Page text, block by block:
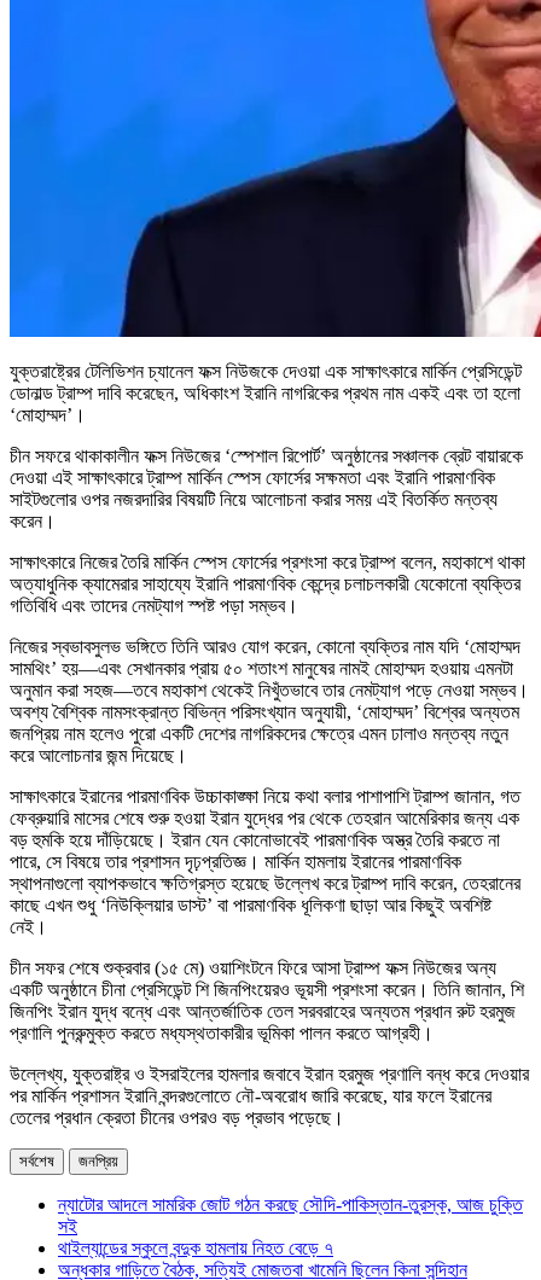
যুক্তরাষ্ট্রের টেলিভিশন চ্যানেল ফক্স নিউজকে দেওয়া এক সাক্ষাৎকারে মার্কিন প্রেসিডেন্ট
ডোনাল্ড ট্রাম্প দাবি করেছেন, অধিকাংশ ইরানি নাগরিকের প্রথম নাম একই এবং তা হলো
‘মোহাম্মদ’।
চীন সফরে থাকাকালীন ফক্স নিউজের ‘স্পেশাল রিপোর্ট’ অনুষ্ঠানের সঞ্চালক ব্রেট বায়ারকে
দেওয়া এই সাক্ষাৎকারে ট্রাম্প মার্কিন স্পেস ফোর্সের সক্ষমতা এবং ইরানি পারমাণবিক
সাইটগুলোর ওপর নজরদারির বিষয়টি নিয়ে আলোচনা করার সময় এই বিতর্কিত মন্তব্য
করেন।
সাক্ষাৎকারে নিজের তৈরি মার্কিন স্পেস ফোর্সের প্রশংসা করে ট্রাম্প বলেন, মহাকাশে থাকা
অত্যাধুনিক ক্যামেরার সাহায্যে ইরানি পারমাণবিক কেন্দ্রে চলাচলকারী যেকোনো ব্যক্তির
গতিবিধি এবং তাদের নেমট্যাগ স্পষ্ট পড়া সম্ভব।
নিজের স্বভাবসুলভ ভঙ্গিতে তিনি আরও যোগ করেন, কোনো ব্যক্তির নাম যদি ‘মোহাম্মদ
সামথিং’ হয়—এবং সেখানকার প্রায় ৫০ শতাংশ মানুষের নামই মোহাম্মদ হওয়ায় এমনটা
অনুমান করা সহজ—তবে মহাকাশ থেকেই নিখুঁতভাবে তার নেমট্যাগ পড়ে নেওয়া সম্ভব।
অবশ্য বৈশ্বিক নামসংক্রান্ত বিভিন্ন পরিসংখ্যান অনুযায়ী, ‘মোহাম্মদ’ বিশ্বের অন্যতম
জনপ্রিয় নাম হলেও পুরো একটি দেশের নাগরিকদের ক্ষেত্রে এমন ঢালাও মন্তব্য নতুন
করে আলোচনার জন্ম দিয়েছে।
সাক্ষাৎকারে ইরানের পারমাণবিক উচ্চাকাঙ্ক্ষা নিয়ে কথা বলার পাশাপাশি ট্রাম্প জানান, গত
ফেব্রুয়ারি মাসের শেষে শুরু হওয়া ইরান যুদ্ধের পর থেকে তেহরান আমেরিকার জন্য এক
বড় হুমকি হয়ে দাঁড়িয়েছে। ইরান যেন কোনোভাবেই পারমাণবিক অস্ত্র তৈরি করতে না
পারে, সে বিষয়ে তার প্রশাসন দৃঢ়প্রতিজ্ঞ। মার্কিন হামলায় ইরানের পারমাণবিক
স্থাপনাগুলো ব্যাপকভাবে ক্ষতিগ্রস্ত হয়েছে উল্লেখ করে ট্রাম্প দাবি করেন, তেহরানের
কাছে এখন শুধু ‘নিউক্লিয়ার ডাস্ট’ বা পারমাণবিক ধূলিকণা ছাড়া আর কিছুই অবশিষ্ট
নেই।
চীন সফর শেষে শুক্রবার (১৫ মে) ওয়াশিংটনে ফিরে আসা ট্রাম্প ফক্স নিউজের অন্য
একটি অনুষ্ঠানে চীনা প্রেসিডেন্ট শি জিনপিংয়েরও ভূয়সী প্রশংসা করেন। তিনি জানান, শি
জিনপিং ইরান যুদ্ধ বন্ধে এবং আন্তর্জাতিক তেল সরবরাহের অন্যতম প্রধান রুট হরমুজ
প্রণালি পুনরুন্মুক্ত করতে মধ্যস্থতাকারীর ভূমিকা পালন করতে আগ্রহী।
উল্লেখ্য, যুক্তরাষ্ট্র ও ইসরাইলের হামলার জবাবে ইরান হরমুজ প্রণালি বন্ধ করে দেওয়ার
পর মার্কিন প্রশাসন ইরানি বন্দরগুলোতে নৌ-অবরোধ জারি করেছে, যার ফলে ইরানের
তেলের প্রধান ক্রেতা চীনের ওপরও বড় প্রভাব পড়েছে।
সর্বশেষ জনপ্রিয়
ন্যাটোর আদলে সামরিক জোট গঠন করছে সৌদি-পাকিস্তান-তুরস্ক, আজ চুক্তি
সই
থাইল্যান্ডের স্কুলে বন্দুক হামলায় নিহত বেড়ে ৭
অন্ধকার গাড়িতে বৈঠক, সত্যিই মোজতবা খামেনি ছিলেন কিনা সন্দিহান